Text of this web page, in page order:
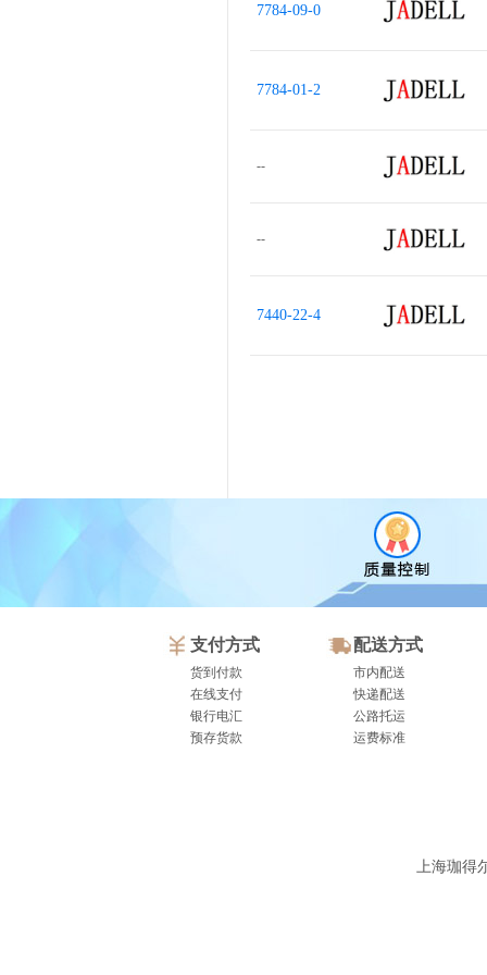
7784-09-0
7784-01-2
--
--
7440-22-4
支付方式
货到付款
在线支付
银行电汇
预存货款
配送方式
市内配送
快递配送
公路托运
运费标准
上海珈得